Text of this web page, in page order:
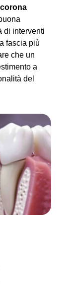
corona
di interventi
fascia più
che un
a
del